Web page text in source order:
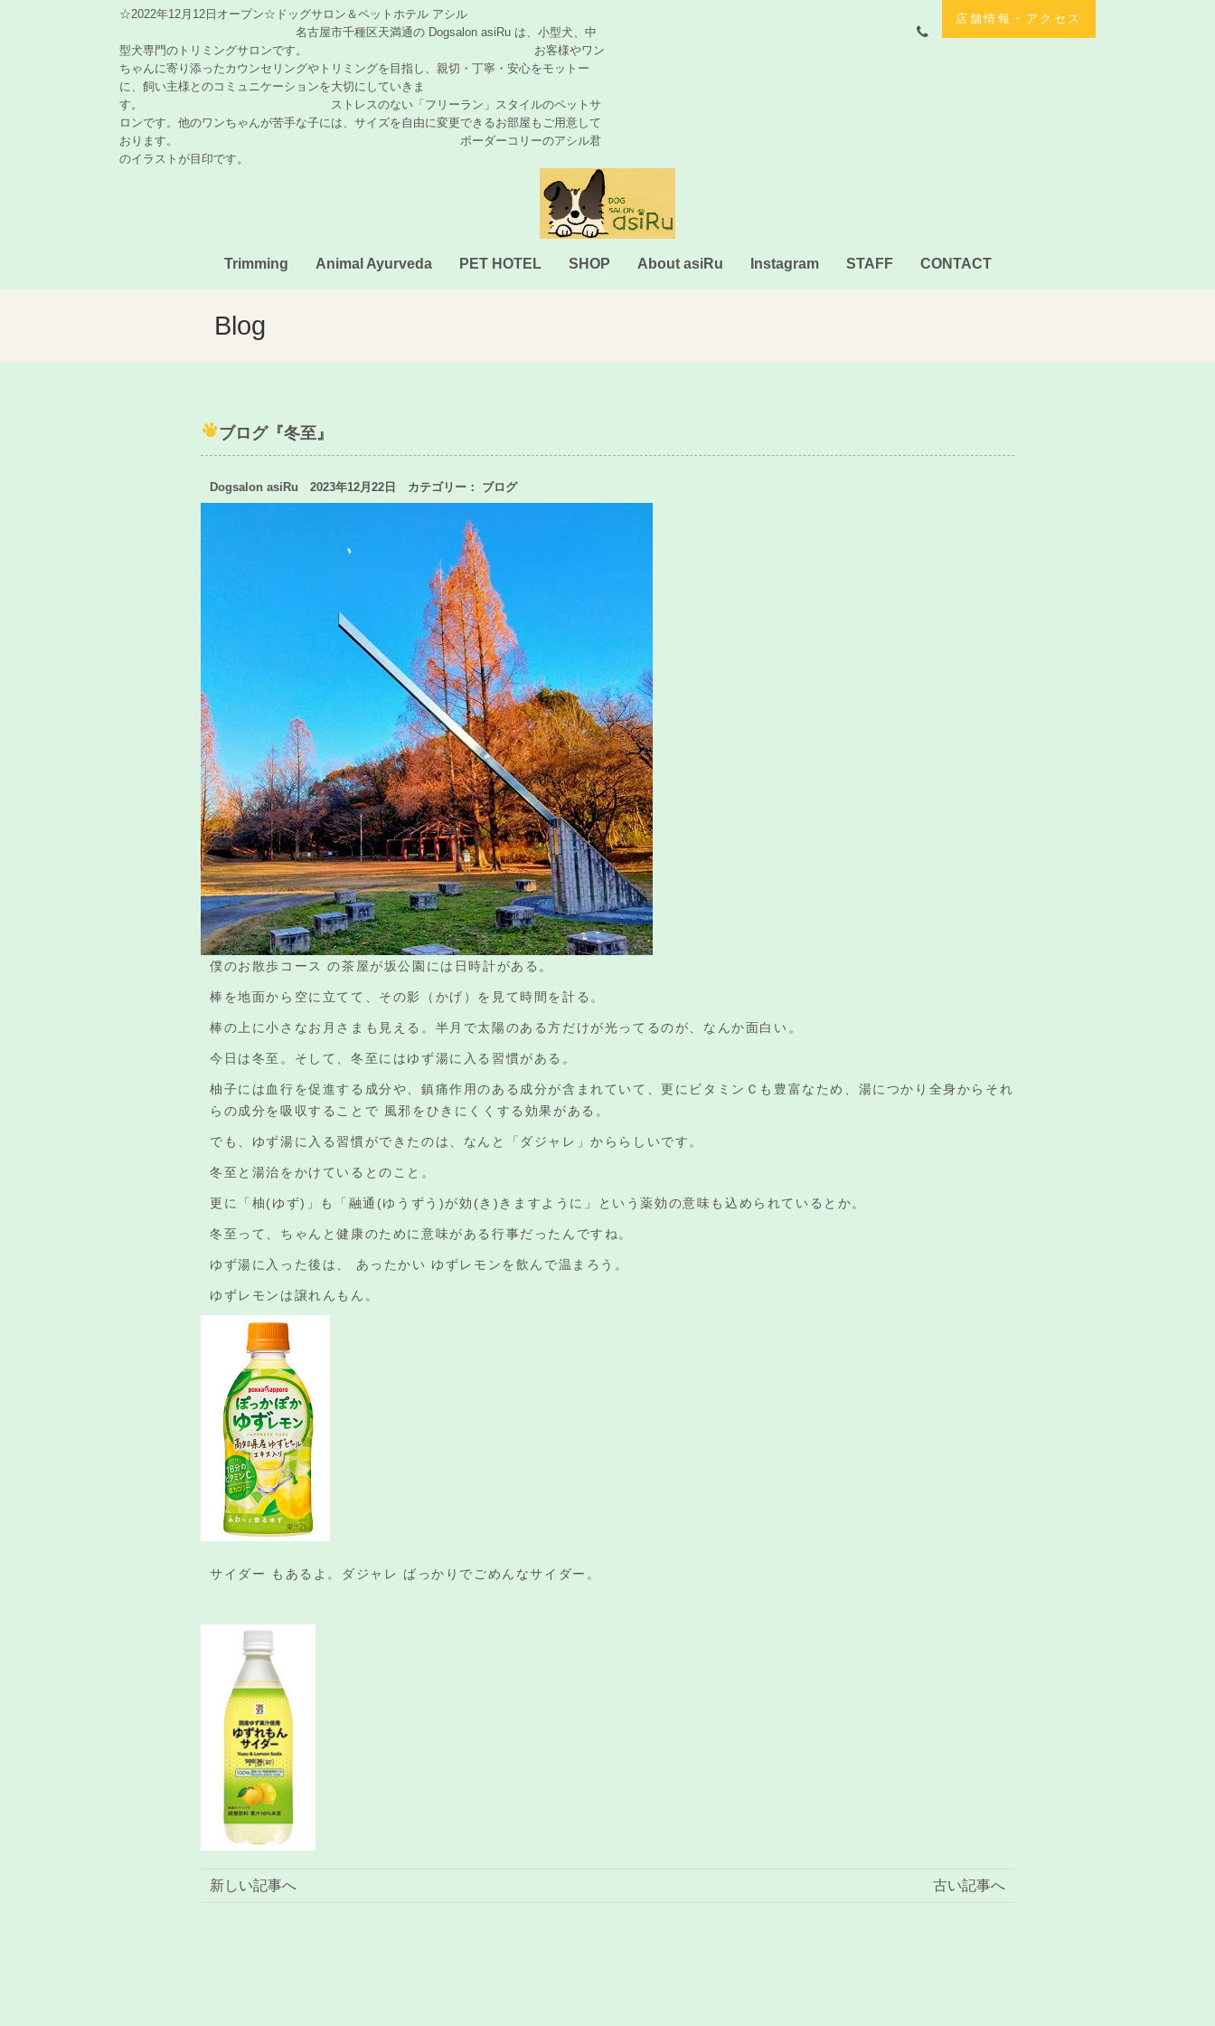
☆2022年12月12日オープン☆ドッグサロン＆ペットホテル アシル
名古屋市千種区天満通の Dogsalon asiRu は、小型犬、中
型犬専門のトリミングサロンです。 お客様やワン
ちゃんに寄り添ったカウンセリングやトリミングを目指し、親切・丁寧・安心をモットー
に、飼い主様とのコミュニケーションを大切にしていきま
す。 ストレスのない「フリーラン」スタイルのペットサ
ロンです。他のワンちゃんが苦手な子には、サイズを自由に変更できるお部屋もご用意して
おります。 ボーダーコリーのアシル君
のイラストが目印です。
店舗情報・アクセス
Trimming Animal Ayurveda PET HOTEL SHOP About asiRu Instagram STAFF CONTACT
Blog
ブログ『冬至』
Dogsalon asiRu 2023年12月22日 カテゴリー： ブログ
僕のお散歩コース の茶屋が坂公園には日時計がある。
棒を地面から空に立てて、その影（かげ）を見て時間を計る。
棒の上に小さなお月さまも見える。半月で太陽のある方だけが光ってるのが、なんか面白い。
今日は冬至。そして、冬至にはゆず湯に入る習慣がある。
柚子には血行を促進する成分や、鎮痛作用のある成分が含まれていて、更にビタミンＣも豊富なため、湯につかり全身からそれ
らの成分を吸収することで 風邪をひきにくくする効果がある。
でも、ゆず湯に入る習慣ができたのは、なんと「ダジャレ」かららしいです。
冬至と湯治をかけているとのこと。
更に「柚(ゆず)」も「融通(ゆうずう)が効(き)きますように」という薬効の意味も込められているとか。
冬至って、ちゃんと健康のために意味がある行事だったんですね。
ゆず湯に入った後は、 あったかい ゆずレモンを飲んで温まろう。
ゆずレモンは譲れんもん。
サイダー もあるよ。ダジャレ ばっかりでごめんなサイダー。
古い記事へ
新しい記事へ